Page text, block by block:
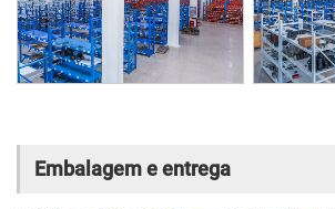
Embalagem e entrega